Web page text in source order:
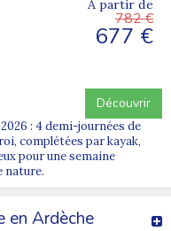
À partir de
782 €
677 €
Découvrir
: 4 demi-journées de
complétées par kayak,
pour une semaine
nature.
en Ardèche